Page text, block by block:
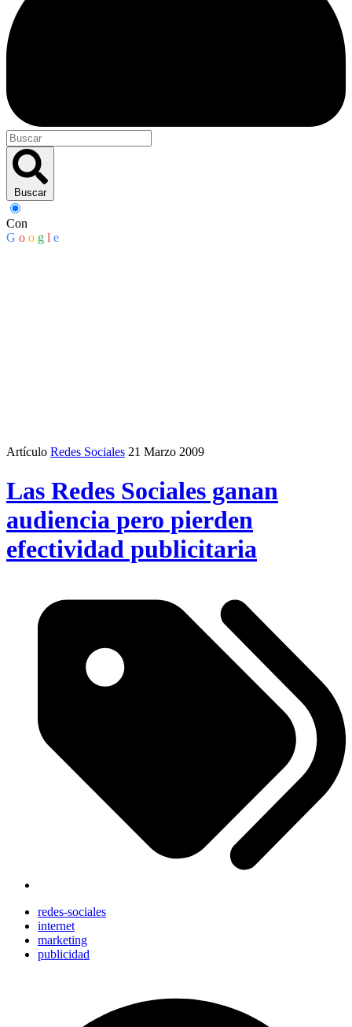
Buscar
Con
G o o g l e
Artículo Redes Sociales 21 Marzo 2009
Las Redes Sociales ganan
audiencia pero pierden
efectividad publicitaria
redes-sociales
internet
marketing
publicidad